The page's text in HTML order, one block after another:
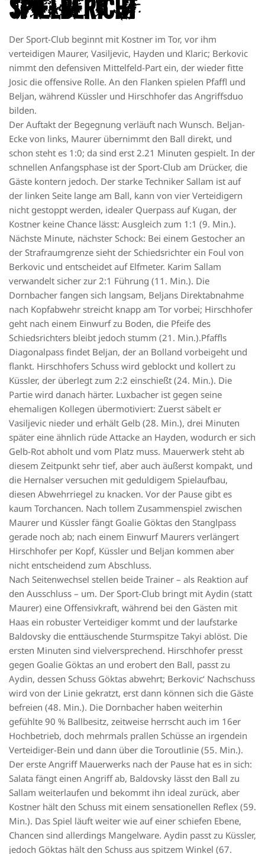
Der Sport-Club beginnt mit Kostner im Tor, vor ihm
verteidigen Maurer, Vasiljevic, Hayden und Klaric; Berkovic
nimmt den defensiven Mittelfeld-Part ein, der wieder fitte
Josic die offensive Rolle. An den Flanken spielen Pfaffl und
Beljan, während Küssler und Hirschhofer das Angriffsduo
bilden.
Der Auftakt der Begegnung verläuft nach Wunsch. Beljan-
Ecke von links, Maurer übernimmt den Ball direkt, und
schon steht es 1:0; da sind erst 2.21 Minuten gespielt. In der
schnellen Anfangsphase ist der Sport-Club am Drücker, die
Gäste kontern jedoch. Der starke Techniker Sallam ist auf
der linken Seite lange am Ball, kann von vier Verteidigern
nicht gestoppt werden, idealer Querpass auf Kugan, der
Kostner keine Chance lässt: Ausgleich zum 1:1 (9. Min.).
Nächste Minute, nächster Schock: Bei einem Gestocher an
der Strafraumgrenze sieht der Schiedsrichter ein Foul von
Berkovic und entscheidet auf Elfmeter. Karim Sallam
verwandelt sicher zur 2:1 Führung (11. Min.). Die
Dornbacher fangen sich langsam, Beljans Direktabnahme
nach Kopfabwehr streicht knapp am Tor vorbei; Hirschhofer
geht nach einem Einwurf zu Boden, die Pfeife des
Schiedsrichters bleibt jedoch stumm (21. Min.).Pfaffls
Diagonalpass findet Beljan, der an Bolland vorbeigeht und
flankt. Hirschhofers Schuss wird geblockt und kollert zu
Küssler, der überlegt zum 2:2 einschießt (24. Min.). Die
Partie wird danach härter. Luxbacher ist gegen seine
ehemaligen Kollegen übermotiviert: Zuerst säbelt er
Vasiljevic nieder und erhält Gelb (28. Min.), drei Minuten
später eine ähnlich rüde Attacke an Hayden, wodurch er sich
Gelb-Rot abholt und vom Platz muss. Mauerwerk steht ab
diesem Zeitpunkt sehr tief, aber auch äußerst kompakt, und
die Hernalser versuchen mit geduldigem Spielaufbau,
diesen Abwehrriegel zu knacken. Vor der Pause gibt es
kaum Torchancen. Nach tollem Zusammenspiel zwischen
Maurer und Küssler fängt Goalie Göktas den Stanglpass
gerade noch ab; nach einem Einwurf Maurers verlängert
Hirschhofer per Kopf, Küssler und Beljan kommen aber
nicht entscheidend zum Abschluss.
Nach Seitenwechsel stellen beide Trainer – als Reaktion auf
den Ausschluss – um. Der Sport-Club bringt mit Aydin (statt
Maurer) eine Offensivkraft, während bei den Gästen mit
Haas ein robuster Verteidiger kommt und der laufstarke
Baldovsky die enttäuschende Sturmspitze Takyi ablöst. Die
ersten Minuten sind vielversprechend. Hirschhofer presst
gegen Goalie Göktas an und erobert den Ball, passt zu
Aydin, dessen Schuss Göktas abwehrt; Berkovic‘ Nachschuss
wird von der Linie gekratzt, erst dann können sich die Gäste
befreien (48. Min.). Die Dornbacher haben weiterhin
gefühlte 90 % Ballbesitz, zeitweise herrscht auch im 16er
Hochbetrieb, doch mehrmals prallen Schüsse an irgendein
Verteidiger-Bein und dann über die Toroutlinie (55. Min.).
Der erste Angriff Mauerwerks nach der Pause hat es in sich:
Salata fängt einen Angriff ab, Baldovsky lässt den Ball zu
Sallam weiterlaufen und bekommt ihn ideal zurück, aber
Kostner hält den Schuss mit einem sensationellen Reflex (59.
Min.). Das Spiel läuft weiter wie auf einer schiefen Ebene,
Chancen sind allerdings Mangelware. Aydin passt zu Küssler,
jedoch Göktas hält den Schuss aus spitzem Winkel (67.